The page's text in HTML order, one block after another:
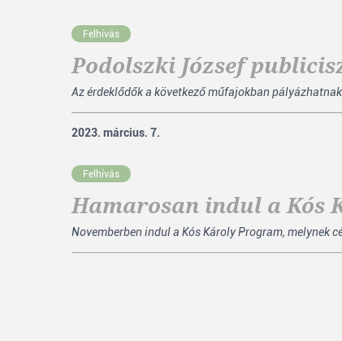
Felhívás
Podolszki József
Az érdeklődők a következő műfajokban
2023. március. 7.
Felhívás
Hamarosan indul a Kós
Novemberben indul a Kós Károly Program,